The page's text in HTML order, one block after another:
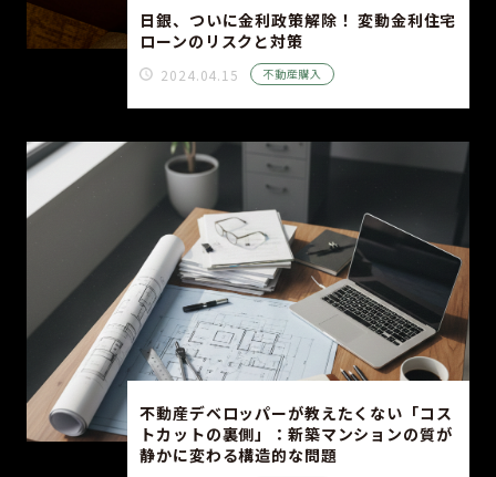
日銀、ついに金利政策解除！ 変動金利住宅
ローンのリスクと対策
2024.04.15 不動産購入
不動産デベロッパーが教えたくない「コス
トカットの裏側」：新築マンションの質が
静かに変わる構造的な問題